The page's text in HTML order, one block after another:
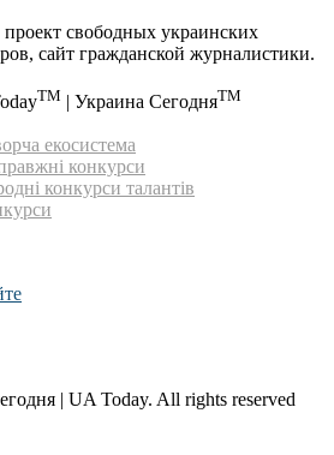
свободных украинских
сайт гражданской журналистики.
TM | Украина СегодняTM
екосистема
конкурси
конкурси талантів
| UA Today. All rights reserved